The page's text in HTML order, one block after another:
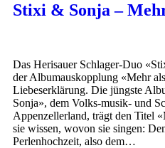
Stixi & Sonja –
Das Herisauer Schlager-Duo
der Albumauskopplung «Mehr
Liebeserklärung. Die jüngste
Sonja», dem Volks-musik- und
Appenzellerland, trägt den Titel
sie wissen, wovon sie singen:
Perlenhochzeit, also dem…